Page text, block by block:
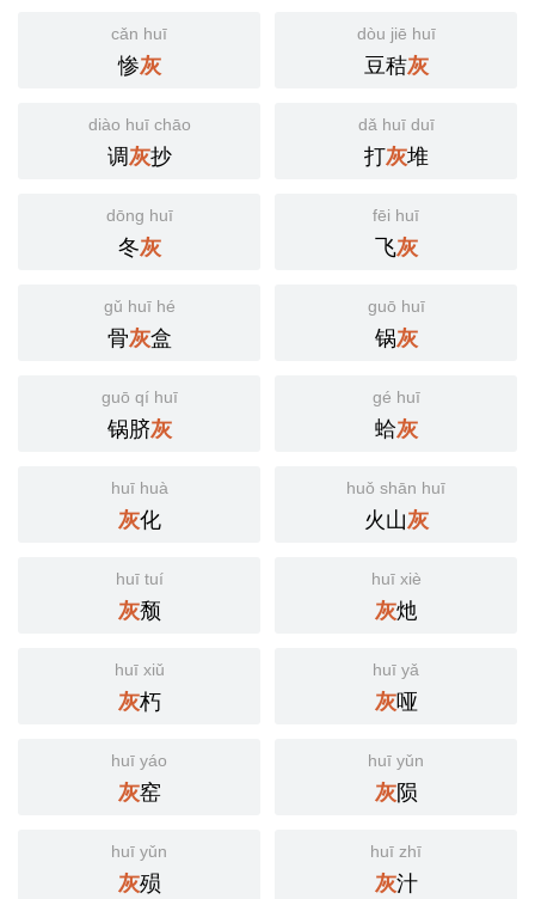
cǎn huī
惨灰
dòu jiē huī
豆秸灰
diào huī chāo
调灰抄
dǎ huī duī
打灰堆
dōng huī
冬灰
fēi huī
飞灰
gǔ huī hé
骨灰盒
guō huī
锅灰
guō qí huī
锅脐灰
gé huī
蛤灰
huī huà
灰化
huǒ shān huī
火山灰
huī tuí
灰颓
huī xiè
灰灺
huī xiǔ
灰朽
huī yǎ
灰哑
huī yáo
灰窑
huī yǔn
灰陨
huī yǔn
灰殒
huī zhī
灰汁